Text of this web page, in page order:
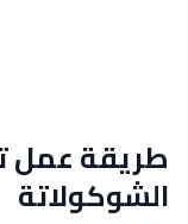
طريقة عمل
الشوكولاتة